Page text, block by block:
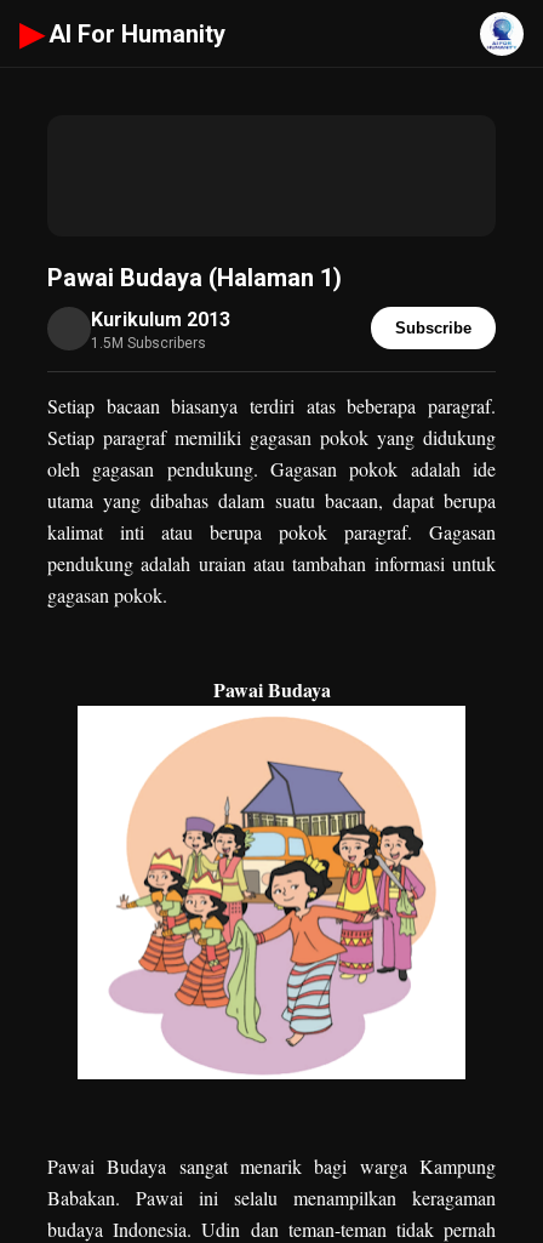
▶ AI For Humanity
Pawai Budaya (Halaman 1)
Kurikulum 2013
1.5M Subscribers
Subscribe
Setiap bacaan biasanya terdiri atas beberapa paragraf.
Setiap paragraf memiliki gagasan pokok yang didukung
oleh gagasan pendukung. Gagasan pokok adalah ide
utama yang dibahas dalam suatu bacaan, dapat berupa
kalimat inti atau berupa pokok paragraf. Gagasan
pendukung adalah uraian atau tambahan informasi untuk
gagasan pokok.
Pawai Budaya
Pawai Budaya sangat menarik bagi warga Kampung
Babakan. Pawai ini selalu menampilkan keragaman
budaya Indonesia. Udin dan teman-teman tidak pernah